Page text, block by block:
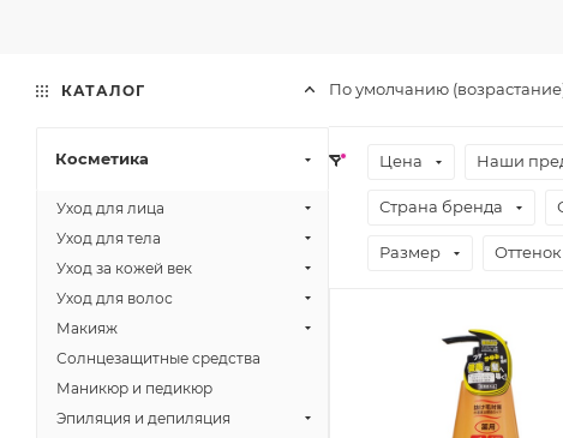
По умолчанию
Цена Наши
Страна бренда
Размер Оттенок
КАТАЛОГ
Косметика
Уход для лица
Уход для тела
Уход за кожей век
Уход для волос
Макияж
Солнцезащитные средства
Маникюр и педикюр
Эпиляция и депиляция